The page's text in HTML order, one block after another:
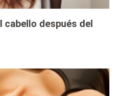
cabello después del